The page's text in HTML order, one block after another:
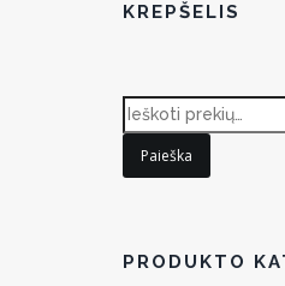
KREPŠELIS
Paieška
PRODUKTO